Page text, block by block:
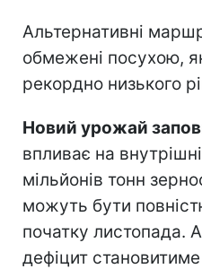
Альтернативні
обмежені посухою,
рекордно низького
Новий урожай
впливає на
мільйонів тонн
можуть бути
початку листопада.
дефіцит становитиме